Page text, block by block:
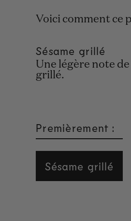
Voici comment ce
Sésame grillé
Une légère note
grillé.
Premièrement :
Sésame grillé